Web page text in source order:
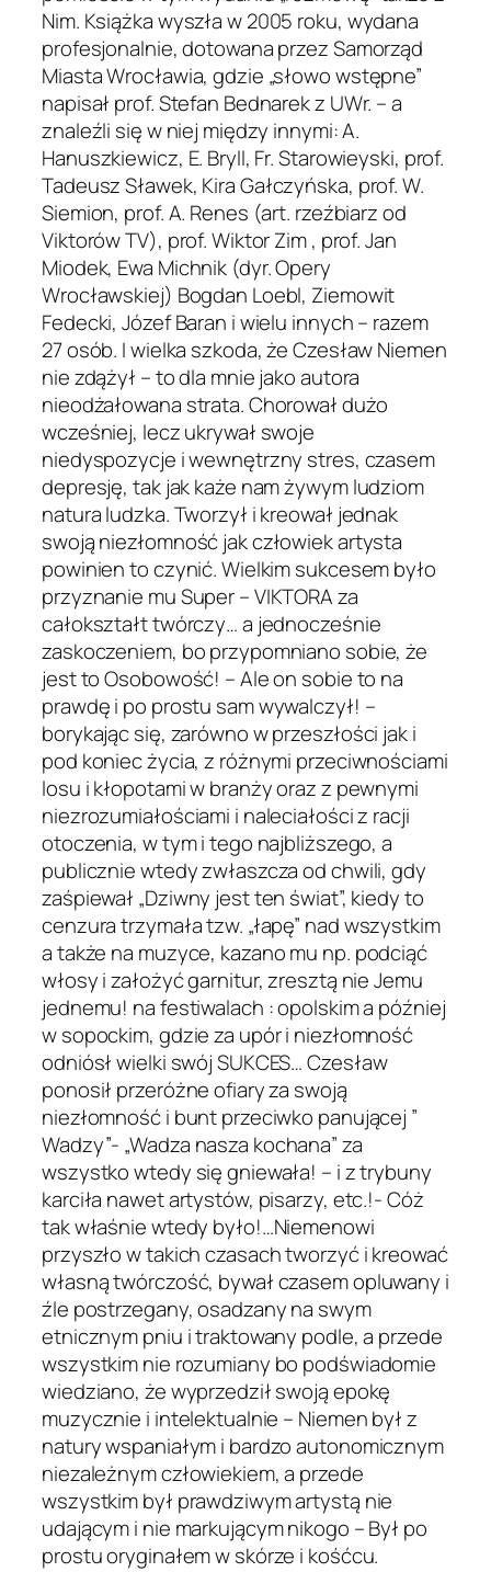
Nim. Książka wyszła w 2005 roku, wydana
profesjonalnie, dotowana przez Samorząd
Miasta Wrocławia, gdzie „słowo wstępne”
napisał prof. Stefan Bednarek z UWr. – a
znaleźli się w niej między innymi: A.
Hanuszkiewicz, E. Bryll, Fr. Starowieyski, prof.
Tadeusz Sławek, Kira Gałczyńska, prof. W.
Siemion, prof. A. Renes (art. rzeźbiarz od
Viktorów TV), prof. Wiktor Zim , prof. Jan
Miodek, Ewa Michnik (dyr. Opery
Wrocławskiej) Bogdan Loebl, Ziemowit
Fedecki, Józef Baran i wielu innych – razem
27 osób. I wielka szkoda, że Czesław Niemen
nie zdążył – to dla mnie jako autora
nieodżałowana strata. Chorował dużo
wcześniej, lecz ukrywał swoje
niedyspozycje i wewnętrzny stres, czasem
depresję, tak jak każe nam żywym ludziom
natura ludzka. Tworzył i kreował jednak
swoją niezłomność jak człowiek artysta
powinien to czynić. Wielkim sukcesem było
przyznanie mu Super – VIKTORA za
całokształt twórczy… a jednocześnie
zaskoczeniem, bo przypomniano sobie, że
jest to Osobowość! – Ale on sobie to na
prawdę i po prostu sam wywalczył! –
borykając się, zarówno w przeszłości jak i
pod koniec życia, z różnymi przeciwnościami
losu i kłopotami w branży oraz z pewnymi
niezrozumiałościami i naleciałości z racji
otoczenia, w tym i tego najbliższego, a
publicznie wtedy zwłaszcza od chwili, gdy
zaśpiewał „Dziwny jest ten świat”, kiedy to
cenzura trzymała tzw. „łapę” nad wszystkim
a także na muzyce, kazano mu np. podciąć
włosy i założyć garnitur, zresztą nie Jemu
jednemu! na festiwalach : opolskim a później
w sopockim, gdzie za upór i niezłomność
odniósł wielki swój SUKCES… Czesław
ponosił przeróżne ofiary za swoją
niezłomność i bunt przeciwko panującej ”
Wadzy”- „Wadza nasza kochana” za
wszystko wtedy się gniewała! – i z trybuny
karciła nawet artystów, pisarzy, etc.!- Cóż
tak właśnie wtedy było!…Niemenowi
przyszło w takich czasach tworzyć i kreować
własną twórczość, bywał czasem opluwany i
źle postrzegany, osadzany na swym
etnicznym pniu i traktowany podle, a przede
wszystkim nie rozumiany bo podświadomie
wiedziano, że wyprzedził swoją epokę
muzycznie i intelektualnie – Niemen był z
natury wspaniałym i bardzo autonomicznym
niezależnym człowiekiem, a przede
wszystkim był prawdziwym artystą nie
udającym i nie markującym nikogo – Był po
prostu oryginałem w skórze i kośćcu.